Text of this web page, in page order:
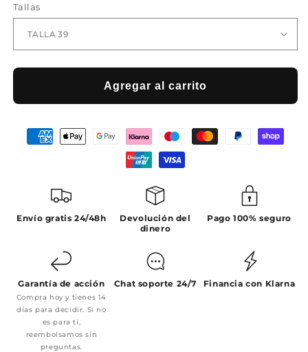
Tallas
Agregar al carrito
Envío gratis 24/48h
Devolución del
dinero
Pago 100% seguro
Garantía de acción
Compra hoy y tienes 14
días para decidir. Si no
es para ti,
reembolsamos sin
preguntas.
Chat soporte 24/7 Financia con Klarna